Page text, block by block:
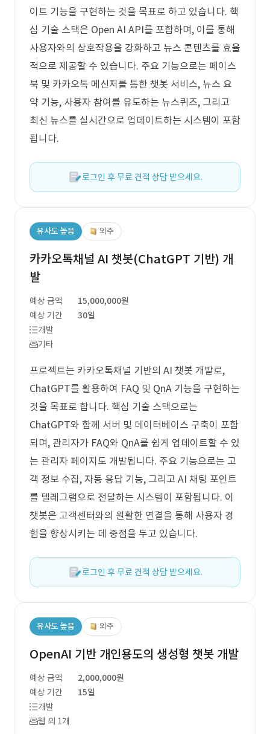
이트 기능을 구현하는 것을 목표로 하고 있습니다. 핵
심 기술 스택은 Open AI API를 포함하며, 이를 통해
사용자와의 상호작용을 강화하고 뉴스 콘텐츠를 효율
적으로 제공할 수 있습니다. 주요 기능으로는 페이스
북 및 카카오톡 메신저를 통한 챗봇 서비스, 뉴스 요
약 기능, 사용자 참여를 유도하는 뉴스퀴즈, 그리고
최신 뉴스를 실시간으로 업데이트하는 시스템이 포함
됩니다.
로그인 후 무료 견적 상담 받으세요.
유사도 높음 외주
카카오톡채널 AI 챗봇(ChatGPT 기반) 개
발
예상 금액
15,000,000원
예상 기간
30일
개발
기타
프로젝트는 카카오톡채널 기반의 AI 챗봇 개발로,
ChatGPT를 활용하여 FAQ 및 QnA 기능을 구현하는
것을 목표로 합니다. 핵심 기술 스택으로는
ChatGPT와 함께 서버 및 데이터베이스 구축이 포함
되며, 관리자가 FAQ와 QnA를 쉽게 업데이트할 수 있
는 관리자 페이지도 개발됩니다. 주요 기능으로는 고
객 정보 수집, 자동 응답 기능, 그리고 AI 채팅 포인트
를 텔레그램으로 전달하는 시스템이 포함됩니다. 이
챗봇은 고객센터와의 원활한 연결을 통해 사용자 경
험을 향상시키는 데 중점을 두고 있습니다.
로그인 후 무료 견적 상담 받으세요.
유사도 높음 외주
OpenAI 기반 개인용도의 생성형 챗봇 개발
예상 금액
2,000,000원
예상 기간
15일
개발
웹 외 1개